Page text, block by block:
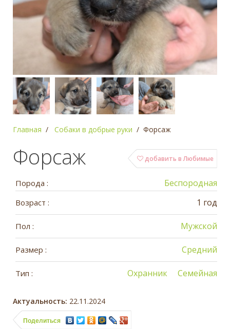
Главная Собаки в добрые руки Форсаж
добавить в Любимые
Форсаж
Порода : Беспородная
Возраст : 1 год
Пол : Мужской
Размер : Средний
Тип : Семейная
Охранник
Актуальность: 22.11.2024
Поделиться